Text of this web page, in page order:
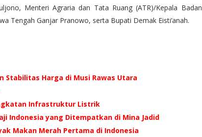
Menteri Agraria dan Tata Ruang (ATR)/Kepala Badan
Tengah Ganjar Pranowo, serta Bupati Demak Eisti’anah.
Stabilitas Harga di Musi Rawas Utara
Infrastruktur Listrik
Indonesia yang Ditempatkan di Mina Jadid
Makan Merah Pertama di Indonesia